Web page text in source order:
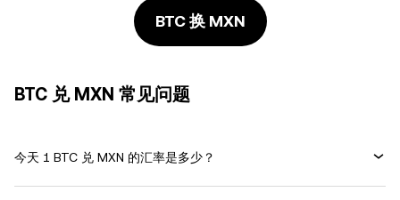
BTC 换 MXN
BTC 兑 MXN 常见问题
今天 1 BTC 兑 MXN 的汇率是多少？